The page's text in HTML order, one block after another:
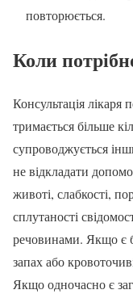
повторюється.
Коли
Консультація
тримається більше
супроводжується
не відкладати
животі, слабкості,
сплутаності
речовинами. Якщо є
запах або
Якщо одночасно є